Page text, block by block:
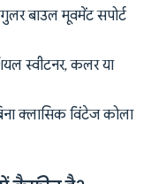
बाउल मूवमेंट सपोर्ट
स्वीटनर, कलर या
क्लासिक विंटेज कोला